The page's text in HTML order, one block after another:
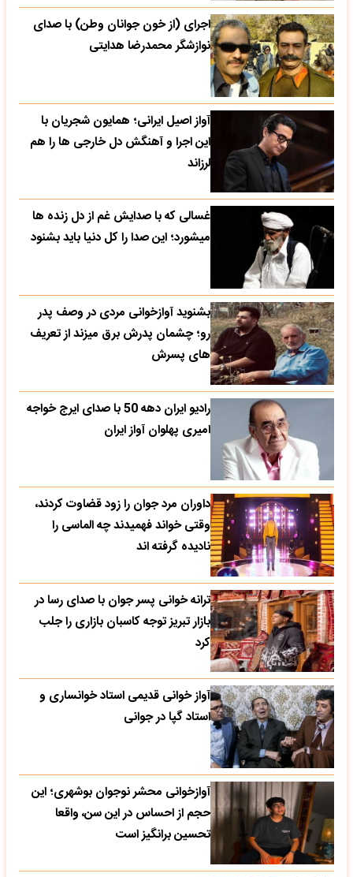
اجرای (از خون جوانان وطن) با صدای
نوازشگر محمدرضا هدایتی
آواز اصیل ایرانی؛ همایون شجریان با
این اجرا و آهنگش دل خارجی ها را هم
لرزاند
غسالی که با صدایش غم از دل زنده ها
میشورد؛ این صدا را کل دنیا باید بشنود
بشنوید آوازخوانی مردی در وصف پدر
رو؛ چشمان پدرش برق میزند از تعریف
های پسرش
رادیو ایران دهه 50 با صدای ایرج خواجه
امیری پهلوان آواز ایران
داوران مرد جوان را زود قضاوت کردند،
وقتی خواند فهمیدند چه الماسی را
نادیده گرفته اند
ترانه خوانی پسر جوان با صدای رسا در
بازار تبریز توجه کاسبان بازاری را جلب
کرد
آواز خوانی قدیمی استاد خوانساری و
استاد گپا در جوانی
آوازخوانی محشر نوجوان بوشهری؛ این
حجم از احساس در این سن، واقعا
تحسین‌ برانگیز است